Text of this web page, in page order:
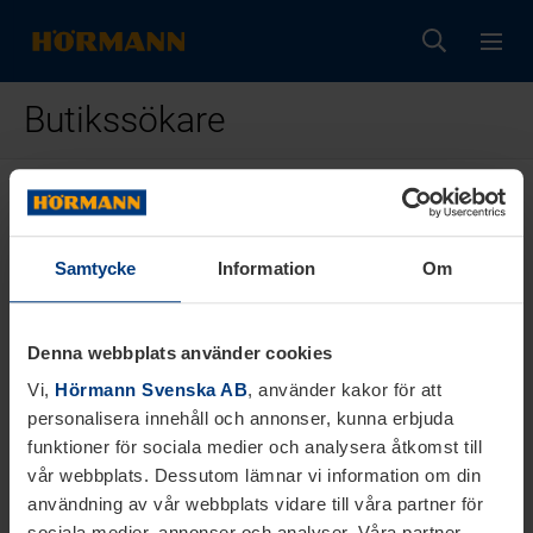
Samtycke Information Om
Denna webbplats använder cookies
Vi, Hörmann Svenska AB, använder kakor för att
personalisera innehåll och annonser, kunna erbjuda
funktioner för sociala medier och analysera åtkomst till
vår webbplats. Dessutom lämnar vi information om din
användning av vår webbplats vidare till våra partner för
Butikssökare
VISA ÅTERFÖRSÄLJARE